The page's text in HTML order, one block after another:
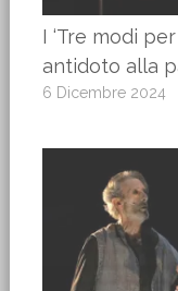
I ‘Tre modi
antidoto alla
6 Dicembre 2024